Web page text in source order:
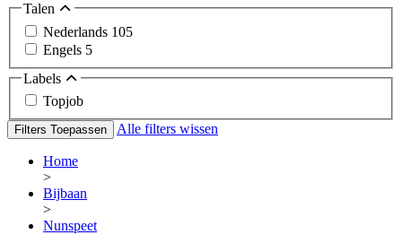
Talen
Nederlands 105
Engels 5
Labels
Topjob
Filters Toepassen Alle filters wissen
Home
>
Bijbaan
>
Nunspeet